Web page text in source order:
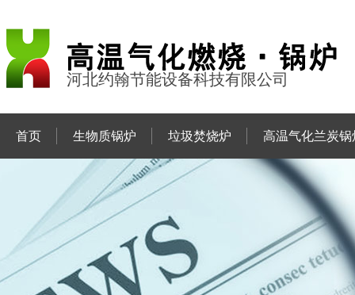
河北约翰节能设备科技有限公司
首页 生物质锅炉 垃圾焚烧炉 高温气化兰炭锅